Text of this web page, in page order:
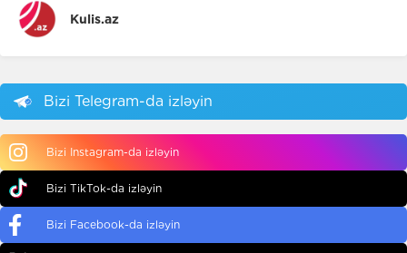
Kulis.az
Bizi Telegram-da izləyin
Bizi Instagram-da izləyin
Bizi TikTok-da izləyin
Bizi Facebook-da izləyin